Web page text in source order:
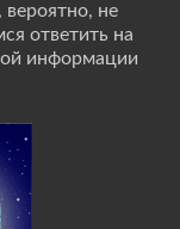
вероятно, не
ответить на
информации